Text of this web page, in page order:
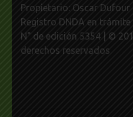
Propietario: Oscar Dufour |
Registro DNDA en trámite
N° de edición 5354 | ©
derechos reservados